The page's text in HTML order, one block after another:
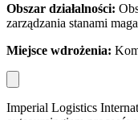
Obszar działalności:
zarządzania stanami
Miejsce wdrożenia:
Imperial Logistics